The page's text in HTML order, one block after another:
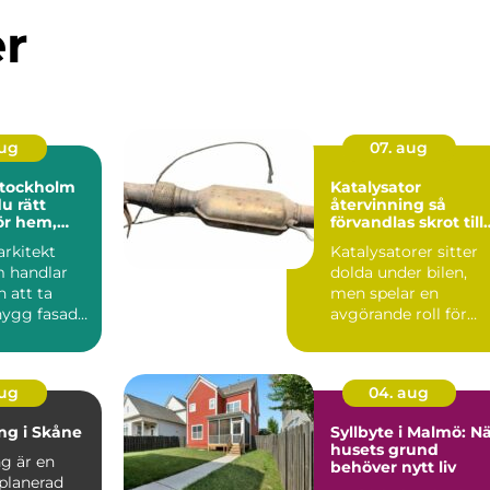
rätt
hem,
handlar
att ta
fasad
07. aug
Katalysator
återvinning så
förvandlas skrot till
Katalysatorer sitter
dolda under bilen,
men spelar en
avgörande roll för
ekonomi. När...
i Skåne
är en
04. aug
Syllbyte i Malmö:
husets grund
behöver nytt liv